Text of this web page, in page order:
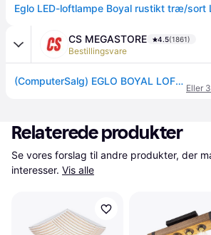
Eglo LED-loftlampe Boyal rustikt træ/sort
CS MEGASTORE 4.5(1861)
Bestillingsvare
(ComputerSalg) EGLO BOYAL LOFT LED 3L SORT/RUSTIK TRÆ
Eller
Relaterede produkter
Se vores forslag til andre produkter, der
interesser. Vis alle